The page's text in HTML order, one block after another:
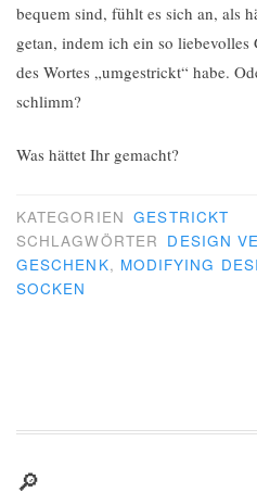
bequem sind, fühlt es sich an, als
getan, indem ich ein so liebevolles
des Wortes „umgestrickt“ habe.
schlimm?
Was hättet Ihr gemacht?
KATEGORIEN GESTRICKT
SCHLAGWÖRTER DESIGN
GESCHENK, MODIFYING
SOCKEN
🔎